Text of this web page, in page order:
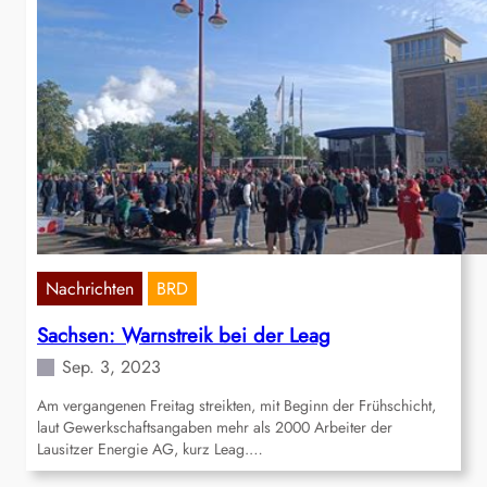
Nachrichten BRD
Sachsen: Warnstreik bei der Leag
Sep. 3, 2023
Am vergangenen Freitag streikten, mit Beginn der Frühschicht,
laut Gewerkschaftsangaben mehr als 2000 Arbeiter der
Lausitzer Energie AG, kurz Leag.…